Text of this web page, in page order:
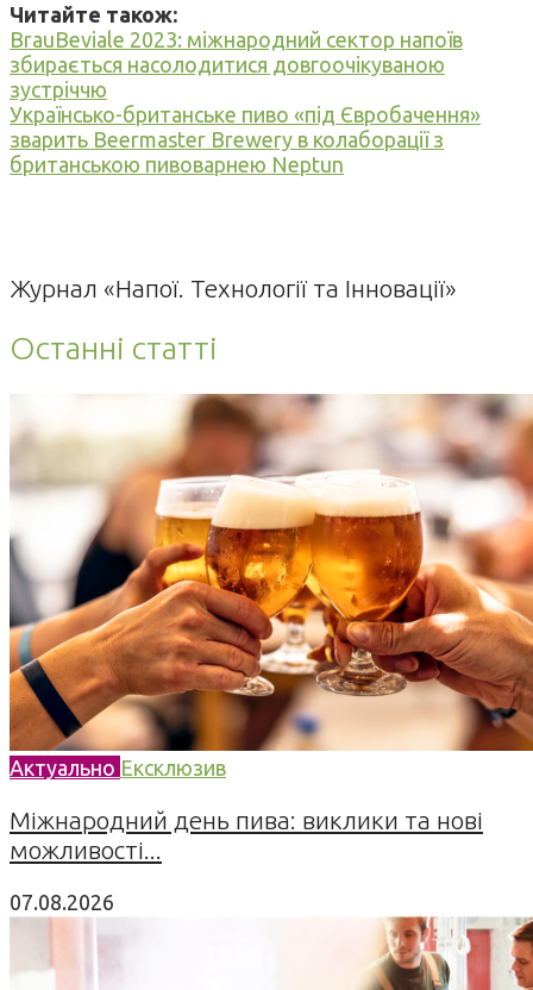
Читайте також:
BrauBeviale 2023: міжнародний сектор напоїв
збирається насолодитися довгоочікуваною
зустріччю
Українсько-британське пиво «під Євробачення»
зварить Beermaster Brewery в колаборації з
британською пивоварнею Neptun
Журнал «Напої. Технології та Інновації»
Останні статті
Актуально Ексклюзив
Міжнародний день пива: виклики та нові
можливості...
07.08.2026